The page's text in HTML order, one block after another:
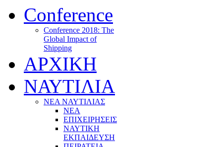
Conference
Conference 2018: The
Global Impact of
Shipping
ΑΡΧΙΚΗ
ΝΑΥΤΙΛΙΑ
ΝΕΑ ΝΑΥΤΙΛΙΑΣ
ΝΕΑ
ΕΠΙΧΕΙΡΗΣΕΙΣ
ΝΑΥΤΙΚΗ
ΕΚΠΑΙΔΕΥΣΗ